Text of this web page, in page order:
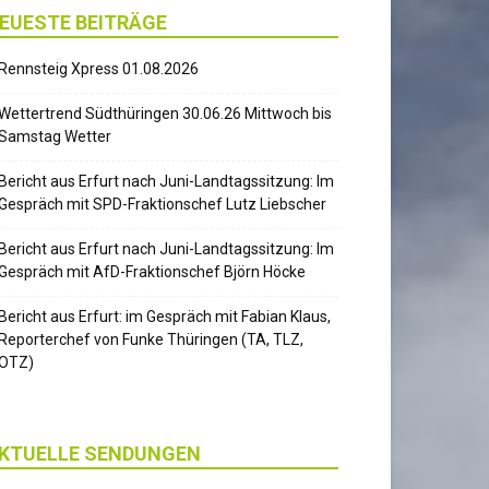
BEITRÄGE
Xpress 01.08.2026
Südthüringen 30.06.26 Mittwoch bis
Wetter
aus Erfurt nach Juni-Landtagssitzung: Im
mit SPD-Fraktionschef Lutz Liebscher
aus Erfurt nach Juni-Landtagssitzung: Im
mit AfD-Fraktionschef Björn Höcke
aus Erfurt: im Gespräch mit Fabian Klaus,
von Funke Thüringen (TA, TLZ,
SENDUNGEN